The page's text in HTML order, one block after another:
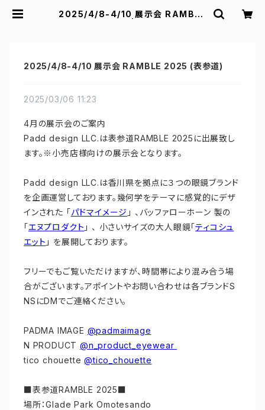
2025/4/8-4/10 展示会 RAMBLE
2025/4/8-4/10 展示会 RAMBLE 2025 (表参道)
2025/03/06 11:23
4月の展示会のご案内
Padd design LLC.は表参道RAMBLE 2025に出展致し
ます。 ※小売店様向けの展示会となります。
Padd design LLC.は香川県を拠点に３つの眼鏡ブランド
を企画運営しております。幾何学をテーマに感覚的にデザ
インされた 「パドマイメージ 」 、バッファローホーン 製の
「エヌプロダクト 」 、 小さいサイズの大人眼鏡「ティコシュ
エット 」 を展開しております。
フリーでもご覧いただけますが、時間帯により混み合う場
合がございます。アポイントやお問い合わせは各ブランドS
NSにDMでご連絡ください。
PADMA IMAGE @padmaimage
N PRODUCT@n_product_eyewear
tico chouette@tico_chouette
■表参道RAMBLE 2025■
場所：Glade Park Omotesando